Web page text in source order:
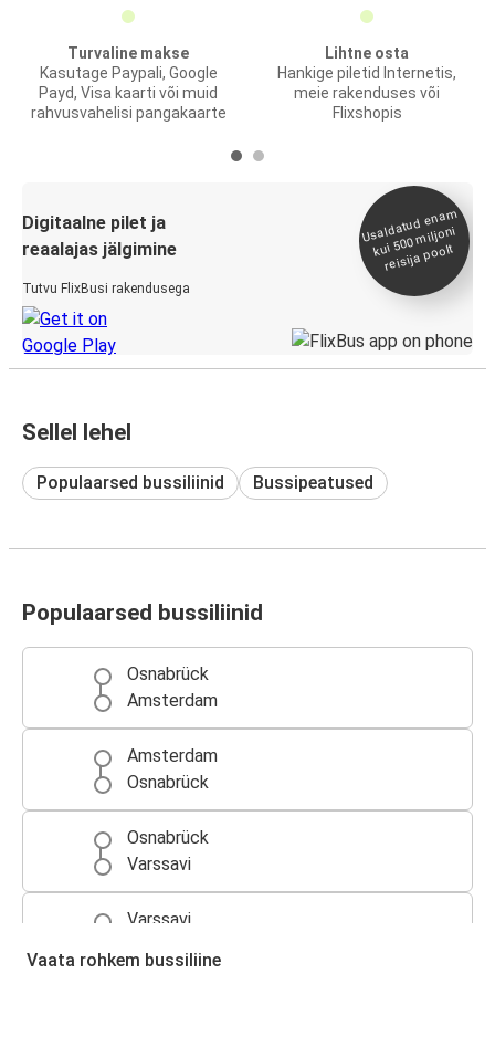
Turvaline makse
Kasutage Paypali, Google
Payd, Visa kaarti või muid
rahvusvahelisi pangakaarte
Lihtne osta
Hankige piletid Internetis,
meie rakenduses või
Flixshopis
Digitaalne pilet ja
reaalajas jälgimine
Tutvu FlixBusi rakendusega
Usaldatud ena
m
kui 500
miljoni
reisija poolt
Sellel lehel
Populaarsed bussiliinid Bussipeatused
Populaarsed bussiliinid
Osnabrück
Amsterdam
Amsterdam
Osnabrück
Osnabrück
Varssavi
Varssavi
Vaata rohkem bussiliine